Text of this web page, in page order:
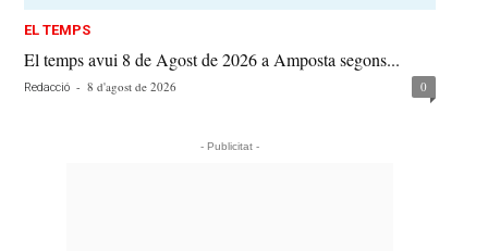
EL TEMPS
El temps avui 8 de Agost de 2026 a Amposta segons...
Redacció - 8 d'agost de 2026 0
- Publicitat -